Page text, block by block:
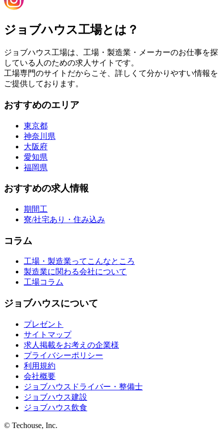
ジョブハウス工場とは？
ジョブハウス工場は、工場・製造業・メーカーのお仕事を探
している人のための求人サイトです。
工場専門のサイトだからこそ、詳しくて分かりやすい情報を
ご提供しております。
おすすめのエリア
東京都
神奈川県
大阪府
愛知県
福岡県
おすすめの求人情報
期間工
寮/社宅あり・住み込み
コラム
工場・製造業ってこんなところ
製造業に関わる会社について
工場コラム
ジョブハウスについて
プレゼント
サイトマップ
求人掲載をお考えの企業様
プライバシーポリシー
利用規約
会社概要
ジョブハウスドライバー・整備士
ジョブハウス建設
ジョブハウス飲食
© Techouse, Inc.